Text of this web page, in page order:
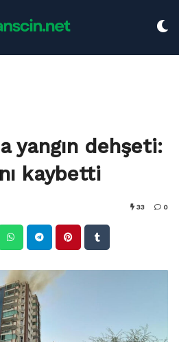
yangın dehşeti:
kaybetti
33 0